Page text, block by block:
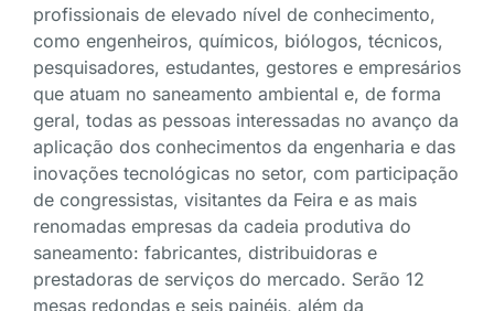
profissionais de elevado nível de conhecimento,
como engenheiros, químicos, biólogos, técnicos,
pesquisadores, estudantes, gestores e empresários
que atuam no saneamento ambiental e, de forma
geral, todas as pessoas interessadas no avanço da
aplicação dos conhecimentos da engenharia e das
inovações tecnológicas no setor, com participação
de congressistas, visitantes da Feira e as mais
renomadas empresas da cadeia produtiva do
saneamento: fabricantes, distribuidoras e
prestadoras de serviços do mercado. Serão 12
mesas redondas e seis painéis, além da